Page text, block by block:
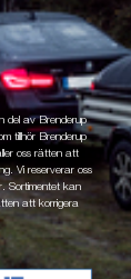
del av Brenderup
tillhör Brenderup
oss rätten att
Vi reserverar oss
Sortimentet kan
att korrigera